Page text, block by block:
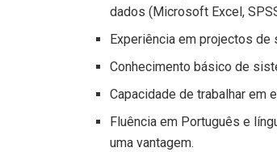
dados (Microsoft Excel,
Experiência em projectos de
Conhecimento básico de
Capacidade de trabalhar em
Fluência em Português e
uma vantagem.